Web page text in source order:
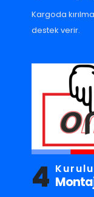
Kargoda
destek verir.
4